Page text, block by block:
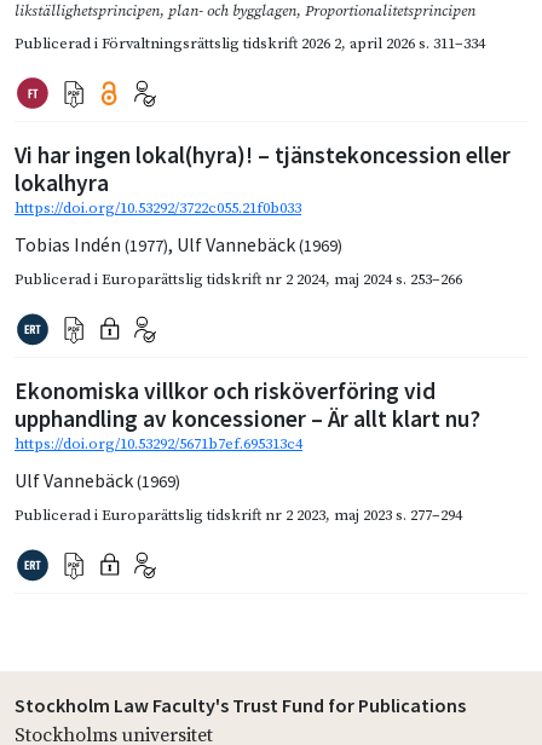
likställighetsprincipen, plan- och bygglagen, Proportionalitetsprincipen
Publicerad iFörvaltningsrättslig tidskrift 2026 2, april 2026s. 311–334
Vi har ingen lokal(hyra)! – tjänstekoncession eller
lokalhyra
https://doi.org/10.53292/3722c055.21f0b033
Tobias Indén (1977), Ulf Vannebäck(1969)
Publicerad iEuroparättslig tidskrift nr 2 2024, maj 2024s. 253–266
Ekonomiska villkor och risköverföring vid
upphandling av koncessioner – Är allt klart nu?
https://doi.org/10.53292/5671b7ef.695313c4
Ulf Vannebäck(1969)
Publicerad iEuroparättslig tidskrift nr 2 2023, maj 2023s. 277–294
Stockholm Law Faculty's Trust Fund for Publications
Stockholms universitet